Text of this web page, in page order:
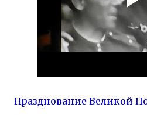
Празднование Великой